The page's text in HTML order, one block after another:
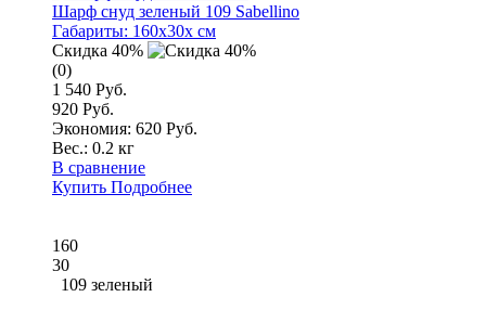
Шарф снуд зеленый 109 Sabellino
Габариты: 160x30x см
Скидка 40%
(0)
1 540 Руб.
920 Руб.
Экономия: 620 Руб.
Вес.: 0.2 кг
В сравнение
Купить Подробнее
160
30
109 зеленый